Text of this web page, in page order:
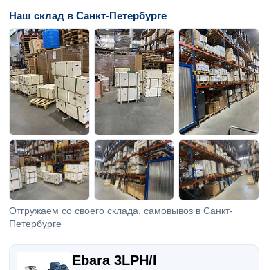
Наш склад в Санкт-Петербурге
Отгружаем со своего склада, самовывоз в Санкт-
Петербурге
Ebara 3LPH/I